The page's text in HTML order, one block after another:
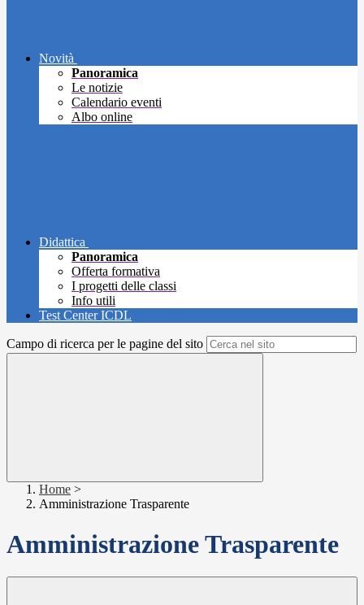
Novità
Panoramica
Le notizie
Calendario eventi
Albo online
Didattica
Panoramica
Offerta formativa
I progetti delle classi
Info utili
Test Center ICDL
Campo di ricerca per le pagine del sito
Home >
Amministrazione Trasparente
Amministrazione Trasparente